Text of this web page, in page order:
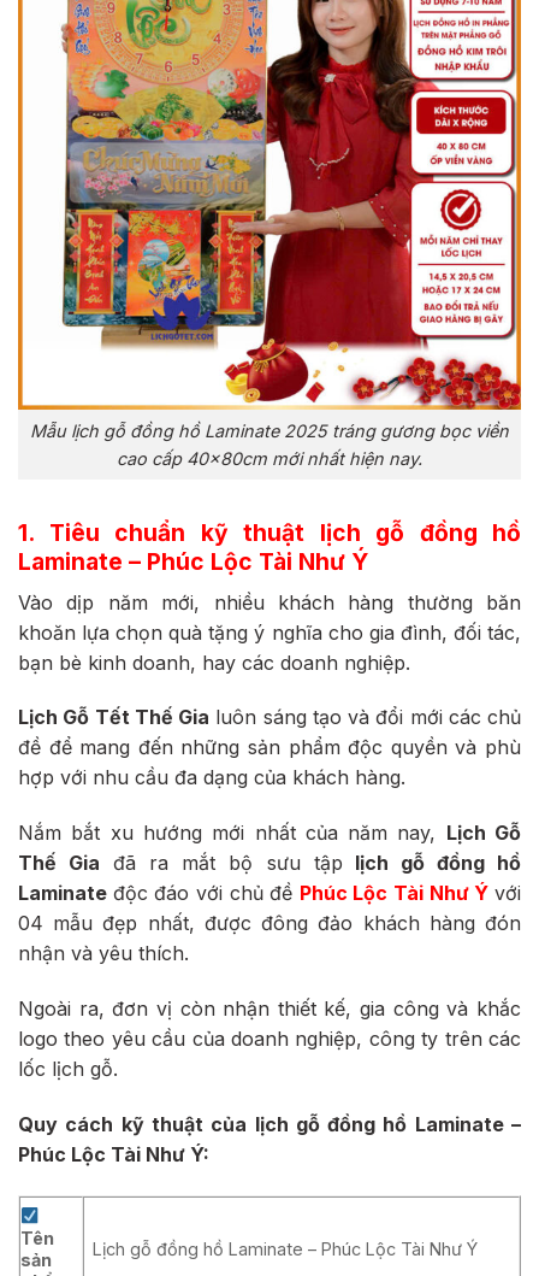
Mẫu lịch gỗ đồng hồ Laminate 2025 tráng gương bọc viền
cao cấp 40x80cm mới nhất hiện nay.
1. Tiêu chuẩn kỹ thuật lịch gỗ đồng hồ
Laminate – Phúc Lộc Tài Như Ý
Vào dịp năm mới, nhiều khách hàng thường băn
khoăn lựa chọn quà tặng ý nghĩa cho gia đình, đối tác,
bạn bè kinh doanh, hay các doanh nghiệp.
Lịch Gỗ Tết Thế Gia luôn sáng tạo và đổi mới các chủ
đề để mang đến những sản phẩm độc quyền và phù
hợp với nhu cầu đa dạng của khách hàng.
Nắm bắt xu hướng mới nhất của năm nay, Lịch Gỗ
Thế Gia đã ra mắt bộ sưu tập lịch gỗ đồng hồ
Laminate độc đáo với chủ đề Phúc Lộc Tài Như Ývới
04 mẫu đẹp nhất, được đông đảo khách hàng đón
nhận và yêu thích.
Ngoài ra, đơn vị còn nhận thiết kế, gia công và khắc
logo theo yêu cầu của doanh nghiệp, công ty trên các
lốc lịch gỗ.
Quy cách kỹ thuật của lịch gỗ đồng hồ Laminate –
Phúc Lộc Tài Như Ý:
Tên
sản
Lịch gỗ đồng hồ Laminate – Phúc Lộc Tài Như Ý